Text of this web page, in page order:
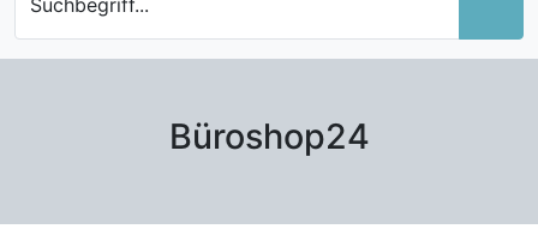
Suchbegriff...
Büroshop24